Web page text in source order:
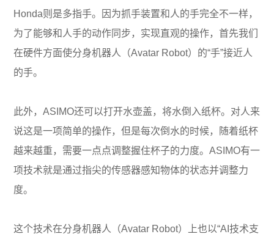
Honda则是多指手。因为抓手装置和人的手完全不一样，
为了能够和人手的动作同步，实现直观的操作，首先我们
在硬件方面使分身机器人（Avatar Robot）的“手”接近人
的手。
此外，ASIMO还可以打开水壶盖，将水倒入纸杯。对人来
说这是一项简单的操作，但是每次倒水的时候，随着纸杯
越来越重，需要一点点调整握住杯子的力度。ASIMO有一
项技术就是通过指尖的传感器感知物体的状态并调整力
度。
这个技术在分身机器人（Avatar Robot）上也以“AI技术支